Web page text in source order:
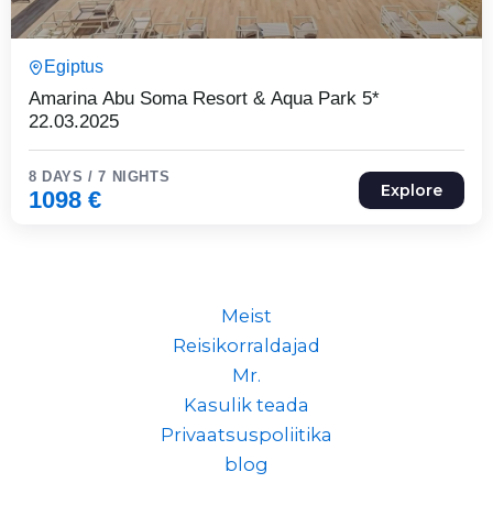
Egiptus
Amarina Abu Soma Resort & Aqua Park 5*
22.03.2025
8 DAYS / 7 NIGHTS
1098 € Explore
Meist
Reisikorraldajad
Mr.
Kasulik teada
Privaatsuspoliitika
blog